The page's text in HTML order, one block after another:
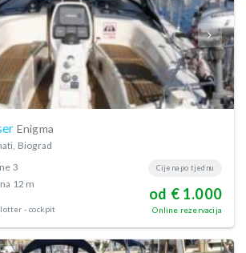
Enigma
Biograd
3
12 m
- cockpit
Cijena po tjednu
od € 1.000
Online rezervacija